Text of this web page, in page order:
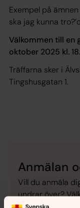
Exempel på ämnen
ska jag kunna
Välkommen till en
oktober 2025 kl.
Träffarna sker i
Tingshusgatan 1.
Anmälan
Vill du anmäla
undrar över?